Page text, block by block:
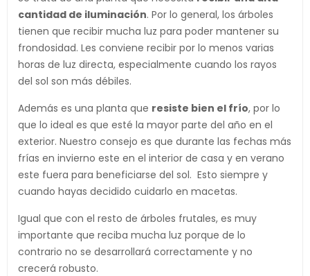
cantidad de iluminación. Por lo general, los árboles
tienen que recibir mucha luz para poder mantener su
frondosidad. Les conviene recibir por lo menos varias
horas de luz directa, especialmente cuando los rayos
del sol son más débiles.
Además es una planta que resiste bien el frío, por lo
que lo ideal es que esté la mayor parte del año en el
exterior. Nuestro consejo es que durante las fechas más
frías en invierno este en el interior de casa y en verano
este fuera para beneficiarse del sol. Esto siempre y
cuando hayas decidido cuidarlo en macetas.
Igual que con el resto de árboles frutales, es muy
importante que reciba mucha luz porque de lo
contrario no se desarrollará correctamente y no
crecerá robusto.